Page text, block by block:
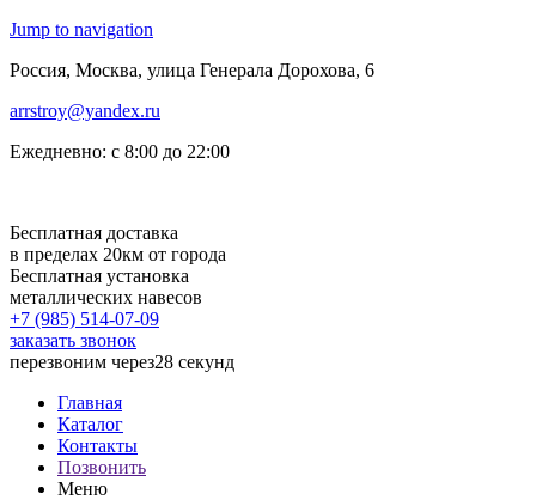
Jump to navigation
Россия, Москва, улица Генерала Дорохова, 6
arrstroy@yandex.ru
Ежедневно: с 8:00 до 22:00
Бесплатная доставка
в пределах 20км от города
Бесплатная установка
металлических навесов
+7 (985) 514-07-09
заказать звонок
перезвоним через28 секунд
Главная
Каталог
Контакты
Позвонить
Меню